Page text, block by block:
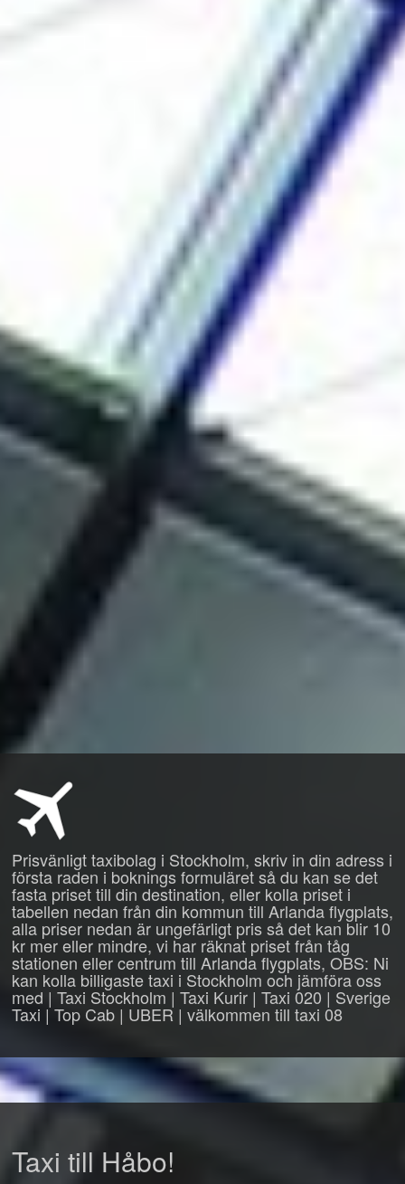
Prisvänligt taxibolag i Stockholm, skriv in din adress i
första raden i boknings formuläret så du kan se det
fasta priset till din destination, eller kolla priset i
tabellen nedan från din kommun till Arlanda flygplats,
alla priser nedan är ungefärligt pris så det kan blir 10
kr mer eller mindre, vi har räknat priset från tåg
stationen eller centrum till Arlanda flygplats, OBS: Ni
kan kolla billigaste taxi i Stockholm och jämföra oss
med | Taxi Stockholm | Taxi Kurir | Taxi 020 | Sverige
Taxi | Top Cab | UBER | välkommen till taxi 08
Taxi till Håbo!